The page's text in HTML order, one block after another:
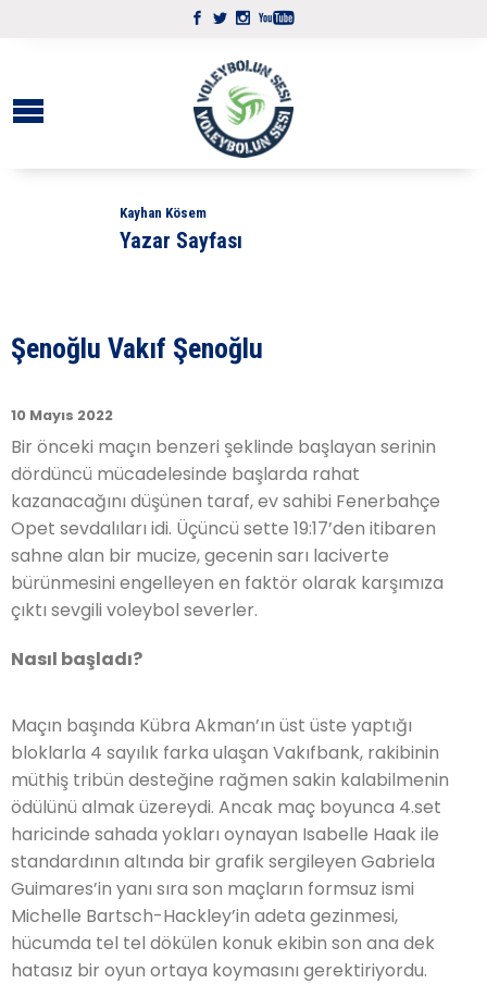
Kayhan Kösem
Yazar Sayfası
Şenoğlu Vakıf Şenoğlu
10 Mayıs 2022
Bir önceki maçın benzeri şeklinde başlayan serinin
dördüncü mücadelesinde başlarda rahat
kazanacağını düşünen taraf, ev sahibi Fenerbahçe
Opet sevdalıları idi. Üçüncü sette 19:17’den itibaren
sahne alan bir mucize, gecenin sarı laciverte
bürünmesini engelleyen en faktör olarak karşımıza
çıktı sevgili voleybol severler.
Nasıl başladı?
Maçın başında Kübra Akman’ın üst üste yaptığı
bloklarla 4 sayılık farka ulaşan Vakıfbank, rakibinin
müthiş tribün desteğine rağmen sakin kalabilmenin
ödülünü almak üzereydi. Ancak maç boyunca 4.set
haricinde sahada yokları oynayan Isabelle Haak ile
standardının altında bir grafik sergileyen Gabriela
Guimares’in yanı sıra son maçların formsuz ismi
Michelle Bartsch-Hackley’in adeta gezinmesi,
hücumda tel tel dökülen konuk ekibin son ana dek
hatasız bir oyun ortaya koymasını gerektiriyordu.